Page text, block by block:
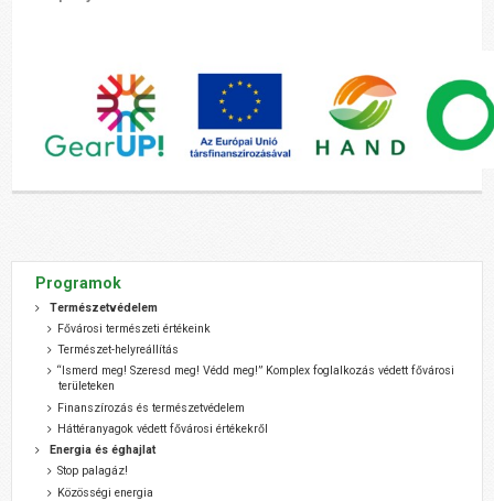
Programok
Természetvédelem
Fővárosi természeti értékeink
Természet-helyreállítás
“Ismerd meg! Szeresd meg! Védd meg!” Komplex foglalkozás védett fővárosi
területeken
Finanszírozás és természetvédelem
Háttéranyagok védett fővárosi értékekről
Energia és éghajlat
Stop palagáz!
Közösségi energia